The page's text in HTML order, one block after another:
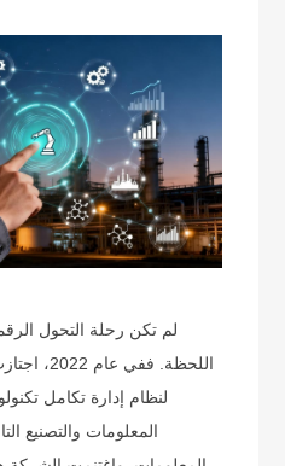
لم تكن رحلة التحول
اللحظة.
المعلومات والتصنيع